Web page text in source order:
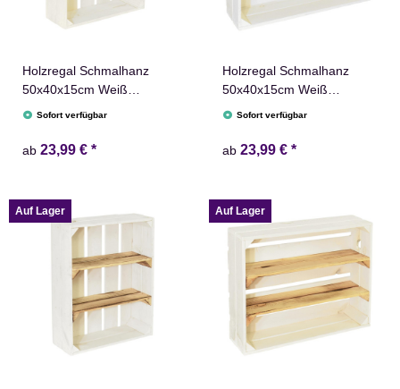
Holzregal Schmalhanz
50x40x15cm Weiß
Geflammt 1x Kurzes Regal
Sofort verfügbar
ab 23,99 € *
Holzregal Schmalhanz
50x40x15cm Weiß
Geflammt 1x Langes Regal
Sofort verfügbar
ab 23,99 € *
Auf Lager Auf Lager